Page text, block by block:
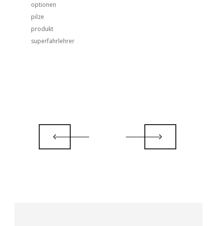
optionen
pilze
produkt
superfahrlehrer